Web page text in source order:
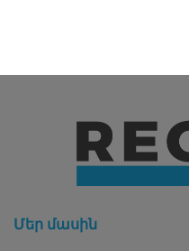
Մեր մասին